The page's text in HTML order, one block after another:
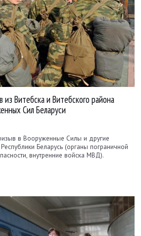
из Витебска и Витебского района
Сил Беларуси
в Вооруженные Силы и другие
Беларусь (органы пограничной
внутренние войска МВД).